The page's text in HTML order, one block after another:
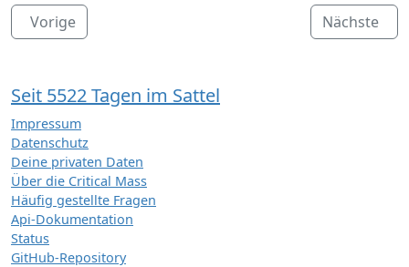
Vorige Nächste
Seit 5522 Tagen im Sattel
Impressum
Datenschutz
Deine privaten Daten
Über die Critical Mass
Häufig gestellte Fragen
Api-Dokumentation
Status
GitHub-Repository